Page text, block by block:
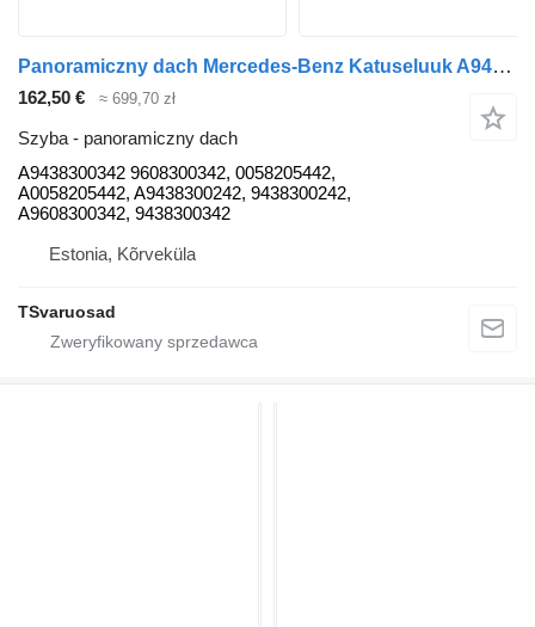
Panoramiczny dach Mercedes-Benz Katuseluuk A9438300342 do ciągnika siodłowego Mercedes-Benz ACTROS 1832L
162,50 € ≈ 699,70 zł
Szyba - panoramiczny dach
A9438300342 9608300342, 0058205442,
A0058205442, A9438300242, 9438300242,
A9608300342, 9438300342
Estonia, Kõrveküla
TSvaruosad